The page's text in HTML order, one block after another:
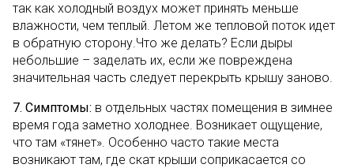
так как холодный воздух может принять меньше
влажности, чем теплый. Летом же тепловой поток идет
в обратную сторону.Что же делать? Если дыры
небольшие – заделать их, если же повреждена
значительная часть следует перекрыть крышу заново.
7. Симптомы: в отдельных частях помещения в зимнее
время года заметно холоднее. Возникает ощущение,
что там «тянет». Особенно часто такие места
возникают там, где скат крыши соприкасается со